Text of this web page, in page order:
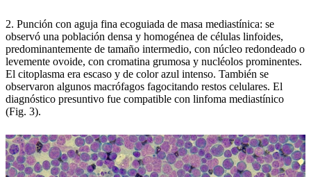
2. Punción con aguja fina ecoguiada de masa mediastínica: se
observó una población densa y homogénea de células linfoides,
predominantemente de tamaño intermedio, con núcleo redondeado o
levemente ovoide, con cromatina grumosa y nucléolos prominentes.
El citoplasma era escaso y de color azul intenso. También se
observaron algunos macrófagos fagocitando restos celulares. El
diagnóstico presuntivo fue compatible con linfoma mediastínico
(Fig. 3).